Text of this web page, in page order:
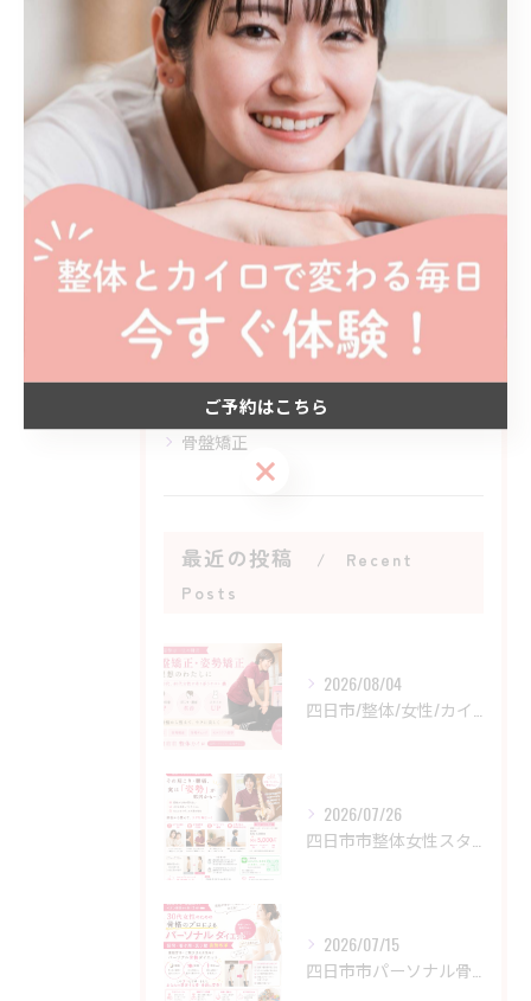
#肩こり #頭痛
カテゴリー Categories
全てのカテゴリー
カイロプラクティック
姿勢矯正
猫背矯正
肩こり
骨盤矯正
最近の投稿
Recent
Posts
2026/08/04
2026/07/26
2026/07/15
ご予約はこちら
ご予約はこちら